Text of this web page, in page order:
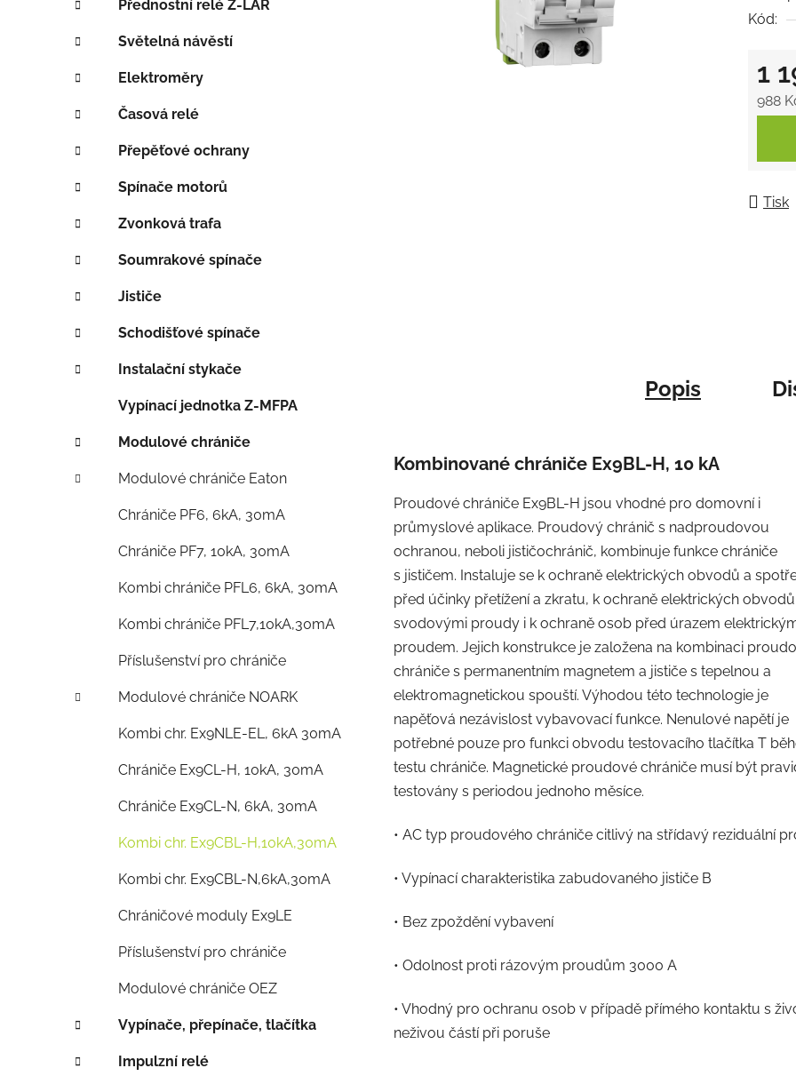
p
a
n
e
Přednostní relé Z-LAR
Světelná návěstí
Elektroměry
Časová relé
Přepěťové ochrany
Spínače motorů
Zvonková trafa
Soumrakové spínače
Jističe
Schodišťové spínače
Instalační stykače
Vypínací jednotka Z-MFPA
Modulové chrániče
Modulové chrániče Eaton
Chrániče PF6, 6kA, 30mA
Chrániče PF7, 10kA, 30mA
Kombi chrániče PFL6, 6kA, 30mA
Kombi chrániče PFL7,10kA,30mA
Příslušenství pro chrániče
Modulové chrániče NOARK
Kombi chr. Ex9NLE-EL, 6kA 30mA
Chrániče Ex9CL-H, 10kA, 30mA
Chrániče Ex9CL-N, 6kA, 30mA
Kombi chr. Ex9CBL-H,10kA,30mA
Kombi chr. Ex9CBL-N,6kA,30mA
Chráničové moduly Ex9LE
Příslušenství pro chrániče
Modulové chrániče OEZ
Vypínače, přepínače, tlačítka
Impulzní relé
0,0
Kód:
1
988
Tisk
Popis
Kombinované chrániče Ex9BL-H, 10 kA
Proudové chrániče Ex9BL-H jsou vhodné pro domovní i
průmyslové aplikace. Proudový chránič s nadproudovou
ochranou, neboli jističochránič, kombinuje funkce chrániče
s jističem. Instaluje se k ochraně elektrických obvodů a
před účinky přetížení a zkratu, k ochraně elektrických
svodovými proudy i k ochraně osob před úrazem
proudem. Jejich konstrukce je založena na kombinaci
chrániče s permanentním magnetem a jističe s tepelnou a
elektromagnetickou spouští. Výhodou této technologie je
napěťová nezávislost vybavovací funkce. Nenulové napětí je
potřebné pouze pro funkci obvodu testovacího tlačítka T
testu chrániče. Magnetické proudové chrániče musí být
testovány s periodou jednoho měsíce.
• AC typ proudového chrániče citlivý na střídavý reziduální
• Vypínací charakteristika zabudovaného jističe B
• Bez zpoždění vybavení
• Odolnost proti rázovým proudům 3000 A
• Vhodný pro ochranu osob v případě přímého kontaktu s
neživou částí při poruše